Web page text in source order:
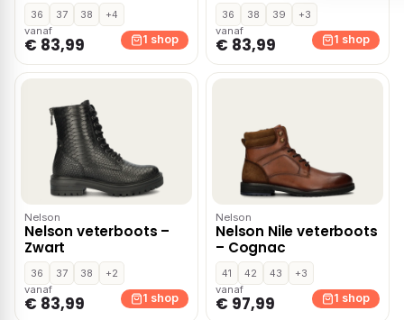
36 37 38
+4
vanaf
€ 83,99 1 shop
36 38 39
+3
vanaf
€ 83,99 1 shop
Nelson
Nelson veterboots –
Zwart
36 37 38
+2
vanaf
€ 83,99 1 shop
Nelson
Nelson Nile veterboots
– Cognac
41 42 43
+3
vanaf
€ 97,99 1 shop